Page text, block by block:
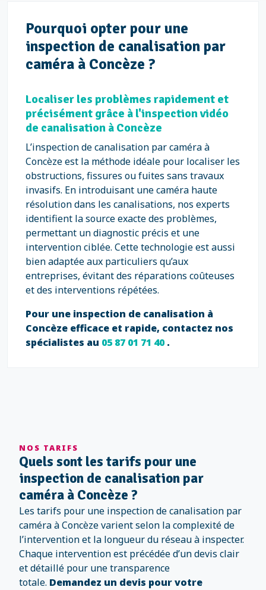
Pourquoi opter pour une
inspection de canalisation par
caméra à Concèze ?
Localiser les problèmes rapidement et
précisément grâce à l'inspection vidéo
de canalisation à Concèze
L’inspection de canalisation par caméra à
Concèze est la méthode idéale pour localiser les
obstructions, fissures ou fuites sans travaux
invasifs. En introduisant une caméra haute
résolution dans les canalisations, nos experts
identifient la source exacte des problèmes,
permettant un diagnostic précis et une
intervention ciblée. Cette technologie est aussi
bien adaptée aux particuliers qu’aux
entreprises, évitant des réparations coûteuses
et des interventions répétées.
Pour une inspection de canalisation à
Concèze efficace et rapide, contactez nos
spécialistes au 05 87 01 71 40.
NOS TARIFS
Quels sont les tarifs pour une
inspection de canalisation par
caméra à Concèze ?
Les tarifs pour une inspection de canalisation par
caméra à Concèze varient selon la complexité de
l’intervention et la longueur du réseau à inspecter.
Chaque intervention est précédée d’un devis clair
et détaillé pour une transparence
totale. Demandez un devis pour votre